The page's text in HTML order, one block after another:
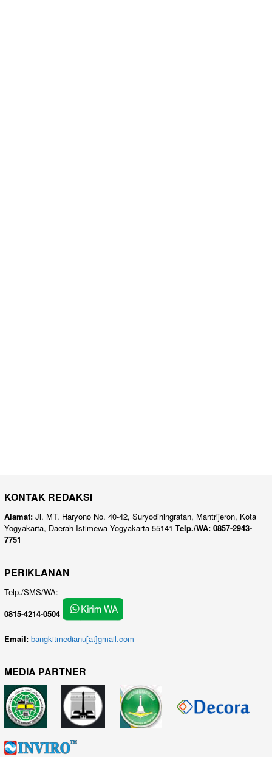
KONTAK REDAKSI
Alamat: Jl. MT. Haryono No. 40-42, Suryodiningratan, Mantrijeron, Kota
Yogyakarta, Daerah Istimewa Yogyakarta 55141 Telp./WA: 0857-2943-
7751
PERIKLANAN
Telp./SMS/WA:
0815-4214-0504
Email: bangkitmedianu[at]gmail.com
MEDIA PARTNER